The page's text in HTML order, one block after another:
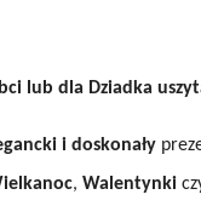
lub dla Dziadka
i doskonały
, Walentynki